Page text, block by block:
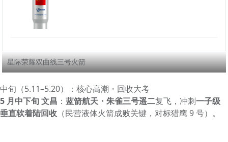
星际荣耀双曲线三号火箭
中旬（5.11–5.20）：核心高潮・回收大考
5 月中下旬 文昌 ： 蓝箭航天・朱雀三号遥二复飞，冲刺一子级
垂直软着陆回收 （民营液体火箭成败关键，对标猎鹰 9 号）。